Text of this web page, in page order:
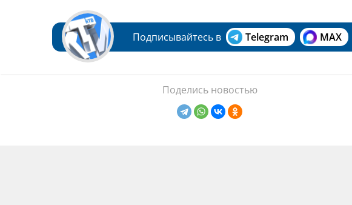
Подписывайтесь в Telegram MAX
Поделись новостью